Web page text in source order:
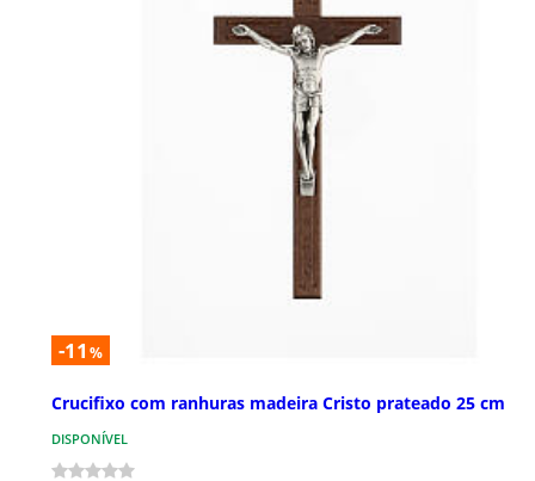
-11 %
Crucifixo com ranhuras madeira Cristo prateado 25 cm
DISPONÍVEL